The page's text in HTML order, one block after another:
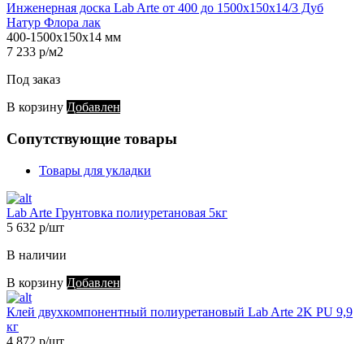
Инженерная доска Lab Arte от 400 до 1500х150х14/3 Дуб
Натур Флора лак
400-1500х150х14 мм
7 233 р/м2
Под заказ
В корзину Добавлен
Сопутствующие товары
Товары для укладки
Lab Arte Грунтовка полиуретановая 5кг
5 632 р/шт
В наличии
В корзину Добавлен
Клей двухкомпонентный полиуретановый Lab Arte 2K PU 9,9
кг
4 872 р/шт